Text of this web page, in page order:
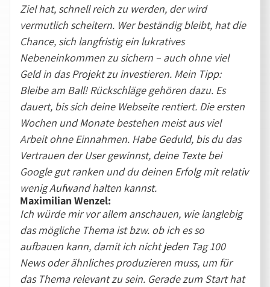
Ziel hat, schnell reich zu werden, der wird
vermutlich scheitern. Wer beständig bleibt, hat die
Chance, sich langfristig ein lukratives
Nebeneinkommen zu sichern – auch ohne viel
Geld in das Projekt zu investieren. Mein Tipp:
Bleibe am Ball! Rückschläge gehören dazu. Es
dauert, bis sich deine Webseite rentiert. Die ersten
Wochen und Monate bestehen meist aus viel
Arbeit ohne Einnahmen. Habe Geduld, bis du das
Vertrauen der User gewinnst, deine Texte bei
Google gut ranken und du deinen Erfolg mit relativ
wenig Aufwand halten kannst.
Maximilian Wenzel:
Ich würde mir vor allem anschauen, wie langlebig
das mögliche Thema ist bzw. ob ich es so
aufbauen kann, damit ich nicht jeden Tag 100
News oder ähnliches produzieren muss, um für
das Thema relevant zu sein. Gerade zum Start hat